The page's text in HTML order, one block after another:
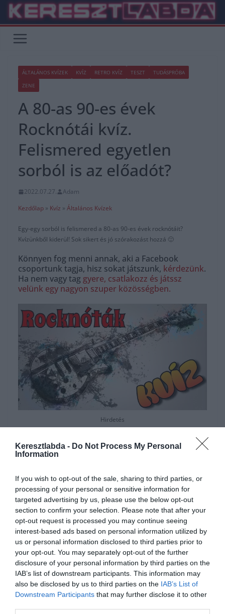
Keresztlabda - Do Not Process My Personal
Information
If you wish to opt-out of the sale, sharing to third parties, or
processing of your personal or sensitive information for
targeted advertising by us, please use the below opt-out
section to confirm your selection. Please note that after your
opt-out request is processed you may continue seeing
interest-based ads based on personal information utilized by
us or personal information disclosed to third parties prior to
your opt-out. You may separately opt-out of the further
disclosure of your personal information by third parties on the
IAB’s list of downstream participants. This information may
also be disclosed by us to third parties on the IAB’s List of
Downstream Participants that may further disclose it to other
Skip
content
ÁLTALÁNOS KVÍZEK KVÍZ RETRO KVÍZ TESZT
TUDÁSPRÓBA
ZENE
A 80-as 90-es évek
Rocknótái kvíz.
Felismered egyetlen
sorból is az előadót?
2022.07.27.
Adam
Kezdőlap » Kvíz » Általános Kvízek
Egy-egy sorból is felismered a 80-as 90-es évek rocknótáit?
Kvízünkből kiderül! Sok sikert és jó szórakozást hozzá 🙂
Könnyen fog menni annak, aki a Facebook
csoportunk tagja, hisz sokat játszunk, kérdezünk.
Ha nem vagy tag gyere, csatlakozz és játssz
velünk egy nagyon szuper közösségben.
Hirdetés
Készen állsz?
0%